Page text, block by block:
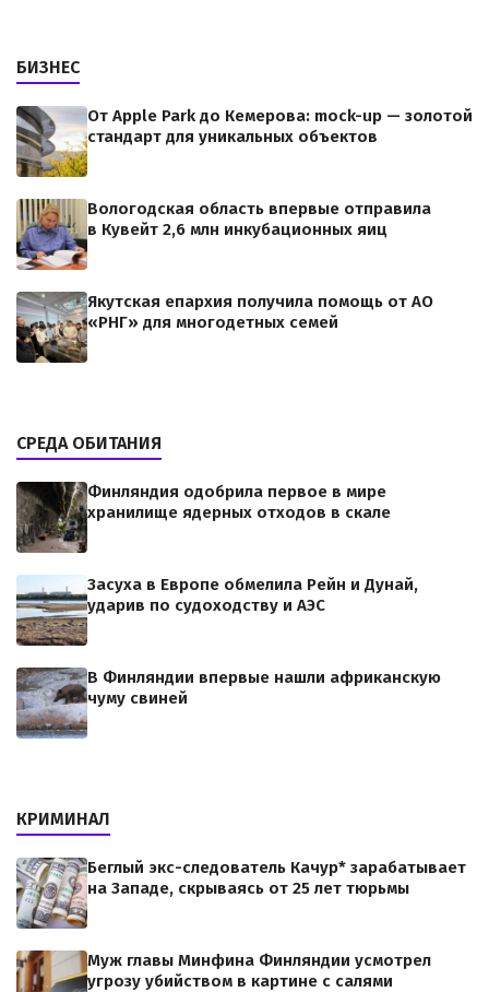
БИЗНЕС
От Apple Park до Кемерова: mock-up — золотой
стандарт для уникальных объектов
Вологодская область впервые отправила
в Кувейт 2,6 млн инкубационных яиц
Якутская епархия получила помощь от АО
«РНГ» для многодетных семей
СРЕДА ОБИТАНИЯ
Финляндия одобрила первое в мире
хранилище ядерных отходов в скале
Засуха в Европе обмелила Рейн и Дунай,
ударив по судоходству и АЭС
В Финляндии впервые нашли африканскую
чуму свиней
КРИМИНАЛ
Беглый экс-следователь Качур* зарабатывает
на Западе, скрываясь от 25 лет тюрьмы
Муж главы Минфина Финляндии усмотрел
угрозу убийством в картине с салями